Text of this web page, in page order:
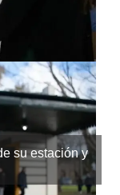
su estación y